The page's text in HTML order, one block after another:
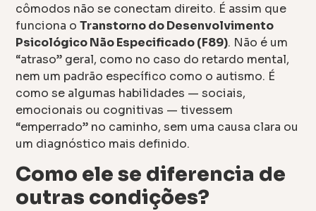
cômodos não se conectam direito. É assim que
funciona oTranstorno do Desenvolvimento
Psicológico Não Especificado (F89). Não é um
“atraso” geral, como no caso do retardo mental,
nem um padrão específico como o autismo. É
como se algumas habilidades — sociais,
emocionais ou cognitivas — tivessem
“emperrado” no caminho, sem uma causa clara ou
um diagnóstico mais definido.
Como ele se diferencia de
outras condições?